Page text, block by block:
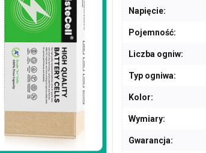
Napięcie:
Pojemność:
Liczba ogniw:
Typ ogniwa:
Kolor:
Wymiary:
Gwarancja: